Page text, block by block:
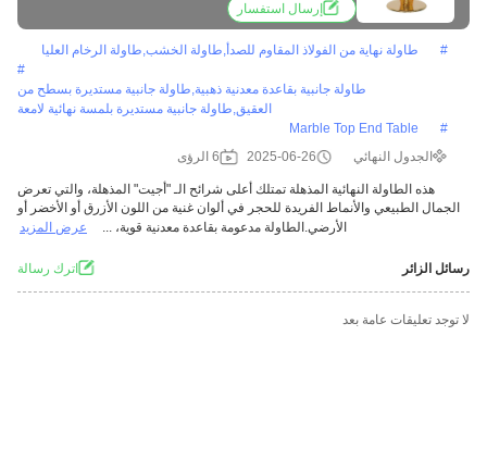
إرسال استفسار
#
طاولة نهاية من الفولاذ المقاوم للصدأ,طاولة الخشب,طاولة الرخام العليا
#
طاولة جانبية بقاعدة معدنية ذهبية,طاولة جانبية مستديرة بسطح من
العقيق,طاولة جانبية مستديرة بلمسة نهائية لامعة
#
Marble Top End Table
الجدول النهائي
2025-06-26 6 الرؤى
هذه الطاولة النهائية المذهلة تمتلك أعلى شرائح الـ "أجيت" المذهلة، والتي تعرض
الجمال الطبيعي والأنماط الفريدة للحجر في ألوان غنية من اللون الأزرق أو الأخضر أو
الأرضي.الطاولة مدعومة بقاعدة معدنية قوية، ...
عرض المزيد
رسائل الزائر اترك رسالة
لا توجد تعليقات عامة بعد